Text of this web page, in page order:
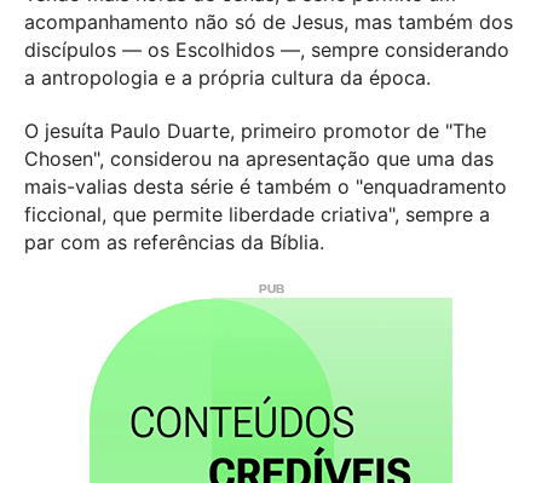
acompanhamento não só de Jesus, mas também dos
discípulos — os Escolhidos —, sempre considerando
a antropologia e a própria cultura da época.
O jesuíta Paulo Duarte, primeiro promotor de "The
Chosen", considerou na apresentação que uma das
mais-valias desta série é também o "enquadramento
ficcional, que permite liberdade criativa", sempre a
par com as referências da Bíblia.